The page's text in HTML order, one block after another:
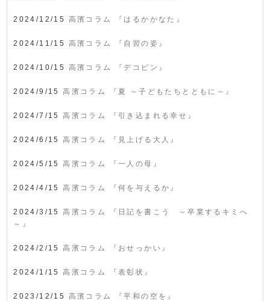
2024/12/15 高濱コラム 『はるかかなた』
2024/11/15 高濱コラム 『自習の姿』
2024/10/15 高濱コラム 『デコピン』
2024/9/15 高濱コラム 『夏 ～子どもたちとともに～』
2024/7/15 高濱コラム 『引き込まれる幸せ』
2024/6/15 高濱コラム 『見上げる大人』
2024/5/15 高濱コラム 『一人の母』
2024/4/15 高濱コラム 『何を与えるか』
2024/3/15
高濱コラム 『日記を書こう ～卒業するキミへ
～』
2024/2/15 高濱コラム 『おせっかい』
2024/1/15 高濱コラム 『表彰状』
2023/12/15 高濱コラム 『平和の空を』